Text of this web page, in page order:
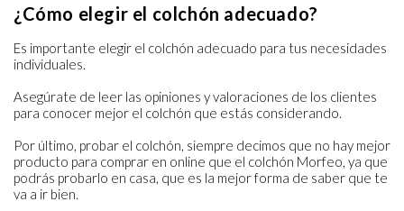
¿Cómo elegir el colchón adecuado?
Es importante elegir el colchón adecuado para tus necesidades
individuales.
Asegúrate de leer las opiniones y valoraciones de los clientes
para conocer mejor el colchón que estás considerando.
Por último, probar el colchón, siempre decimos que no hay mejor
producto para comprar en online que el colchón Morfeo, ya que
podrás probarlo en casa, que es la mejor forma de saber que te
va a ir bien.